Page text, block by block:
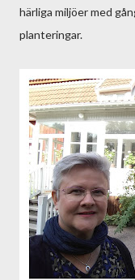
härliga miljöer med
planteringar.